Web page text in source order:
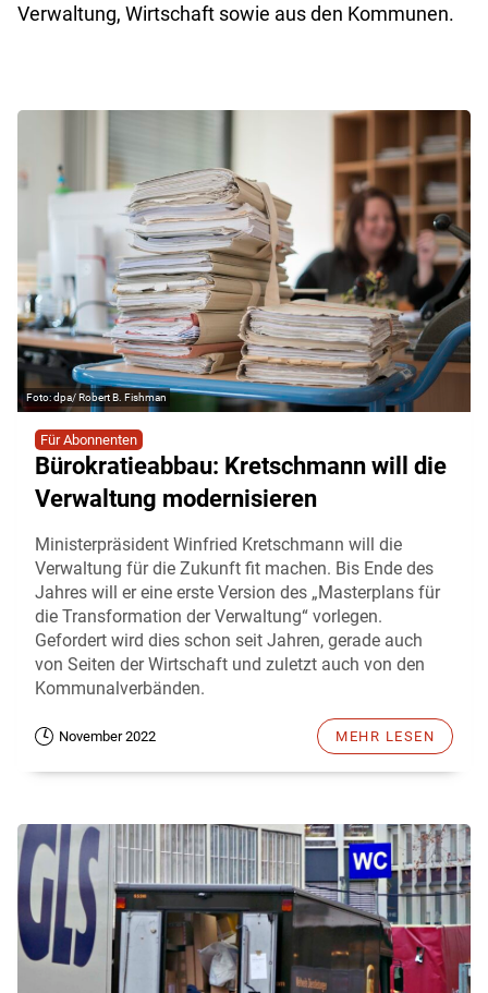
Verwaltung, Wirtschaft sowie aus den Kommunen.
dpa/ Robert B. Fishman
Für Abonnenten
Bürokratieabbau: Kretschmann will die
Verwaltung modernisieren
Ministerpräsident Winfried Kretschmann will die
Verwaltung für die Zukunft fit machen. Bis Ende des
Jahres will er eine erste Version des „Masterplans für
die Transformation der Verwaltung“ vorlegen.
Gefordert wird dies schon seit Jahren, gerade auch
von Seiten der Wirtschaft und zuletzt auch von den
Kommunalverbänden.
November 2022 MEHR LESEN